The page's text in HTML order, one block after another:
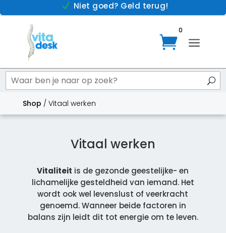
N Niet goed? Geld terug!

0
a
Shop / Vitaal werken
Vitaal werken
Vitaliteit is de gezonde geestelijke- en
lichamelijke gesteldheid van iemand. Het
wordt ook wel levenslust of veerkracht
genoemd. Wanneer beide factoren in
balans zijn leidt dit tot energie om te leven.